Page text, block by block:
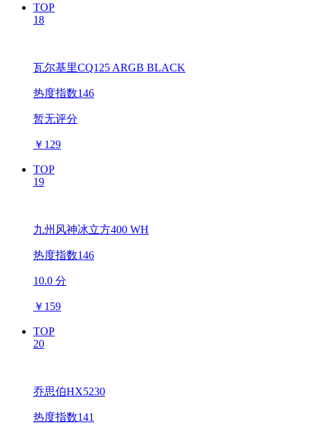
TOP
18
瓦尔基里CQ125 ARGB BLACK
热度指数146
暂无评分
￥ 129
TOP
19
九州风神冰立方400 WH
热度指数146
10.0 分
￥ 159
TOP
20
乔思伯HX5230
热度指数141